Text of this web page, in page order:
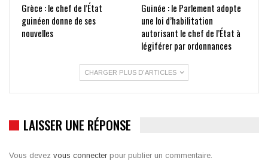
Grèce : le chef de l’État
guinéen donne de ses
nouvelles
Guinée : le Parlement adopte
une loi d’habilitation
autorisant le chef de l’État à
légiférer par ordonnances
CHARGER PLUS D'ARTICLES
LAISSER UNE RÉPONSE
Vous devez vous connecter pour publier un commentaire.